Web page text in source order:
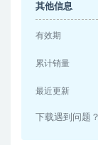
其他信息
有效期
累计销量
最近更新
下载遇到问题